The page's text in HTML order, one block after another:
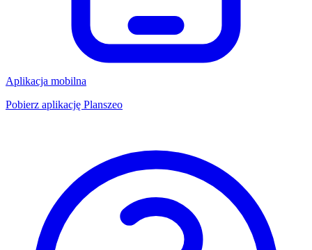
Aplikacja mobilna
Pobierz aplikację Planszeo